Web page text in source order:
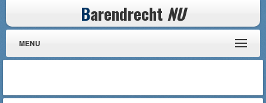
Barendrecht NU
MENU